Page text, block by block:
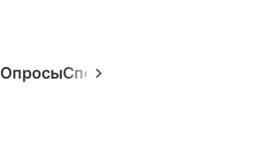
ОпросыСпецпроекты